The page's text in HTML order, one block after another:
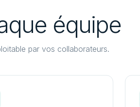
équipe
par vos collaborateurs.